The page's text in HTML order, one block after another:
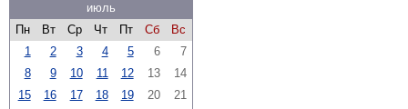
июль
Пн
Вт Ср Чт Пт Сб
Вс
1
2 3 4 5 6
7
8
9 10 11 12 13
14
15
16 17 18 19 20
21